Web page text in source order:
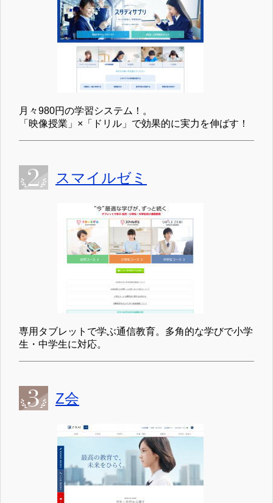
月々980円の学習システム！。
「映像授業」×「ドリル」で効果的に実力を伸ばす！
スマイルゼミ
専用タブレットで学ぶ通信教育。多角的な学びで小学
生・中学生に対応。
Z会